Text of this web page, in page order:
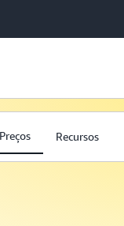
Preços Recursos